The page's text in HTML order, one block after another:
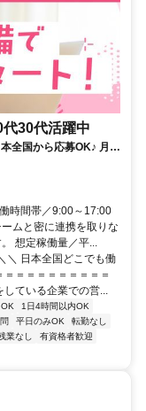
30代活躍中
全国から応募OK♪ 月稼
時間帯／9:00～17:00
ムと密に連携を取りな
想定稼働量／平...
＼ 日本全国どこでも働
＝＝＝＝＝＝＝＝＝
している企業での営...
1日4時間以内OK
平日のみOK
転勤なし
業なし
有資格者歓迎